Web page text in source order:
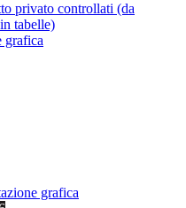
privato controllati (da
tabelle)
grafica
grafica